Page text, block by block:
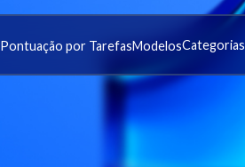
Pontuação por TarefasModelosCategorias